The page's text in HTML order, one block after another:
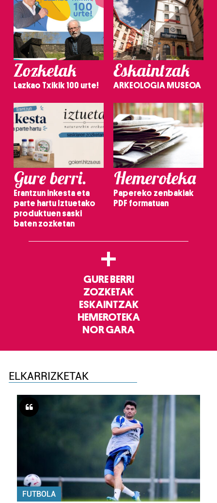
Zozketak
Lazkao Txikik 100 urte!
Eskaintzak
ARKEOLOGIA MUSEOA
Gure berri.
Erantzun inkesta eta
parte hartu Iztuetako
produktuen saski
baten zozketan
Hemeroteka
Papereko zenbakiak
PDF formatuan
+
GURE BERRI
ZOZKETAK
ESKAINTZAK
HEMEROTEKA
NOR GARA
ELKARRIZKETAK
FUTBOLA